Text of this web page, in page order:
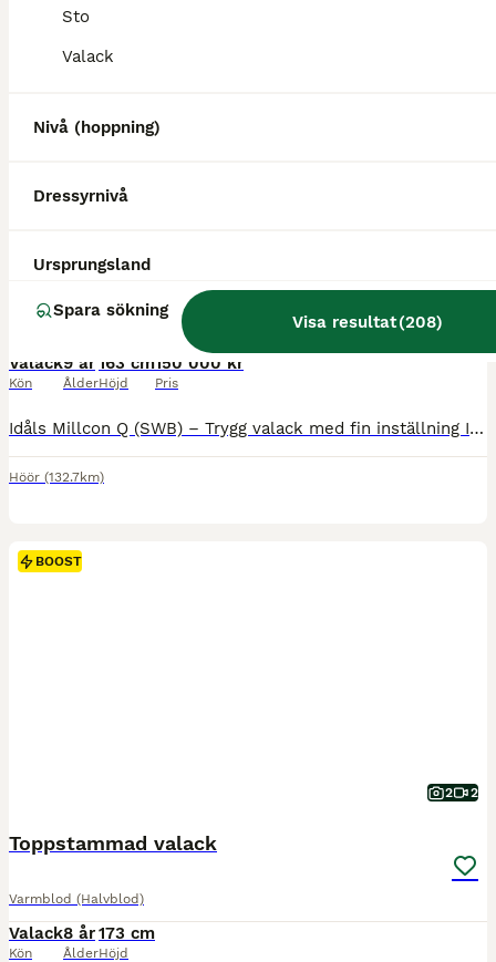
Sto
Valack
Nivå (hoppning)
Dressyrnivå
Ursprungsland
Spara sökning
Visa resultat(208)
BOOST
Snäll vallack
Valack
Kön
9 år
Ålder
163 cm
Höjd
150 000 kr
Pris
Idåls Millcon Q (SWB) – Trygg valack med fin inställning Idåls Millcon Q (SWB) Född 2017 • Valack • Fux Efter Contant Q u. Millamy (35) (SWB). Nu finns möjlighet att förvärva en trevlig och sent tagen valack med stabilt psyke och fin inställning till arbete. Hästen har gått på lösdrift större delen av livet och har därför fått mogna i lugn och ro innan inridning påbörjades
Höör (132.7km)
BOOST
2 2
Toppstammad valack
Varmblod (Halvblod)
Valack
Kön
8 år
Ålder
173 cm
Höjd